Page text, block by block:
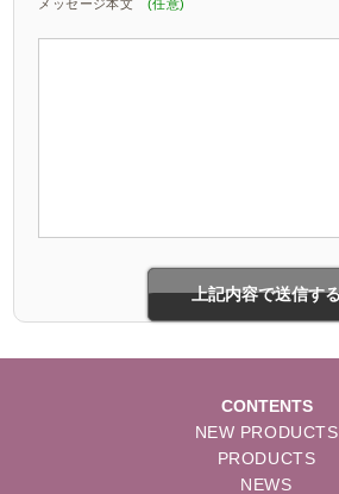
メッセージ本文 (任意)
CONTENTS
NEW PRODUCTS
PRODUCTS
NEWS